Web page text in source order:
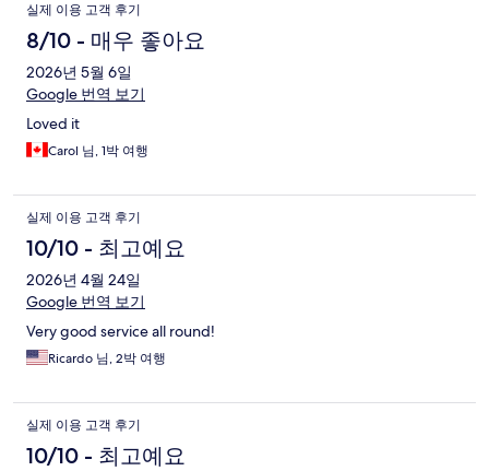
실제 이용 고객 후기
8/10 - 매우 좋아요
2026년 5월 6일
Google 번역 보기
Loved it
Carol 님, 1박 여행
실제 이용 고객 후기
10/10 - 최고예요
2026년 4월 24일
Google 번역 보기
Very good service all round!
Ricardo 님, 2박 여행
실제 이용 고객 후기
10/10 - 최고예요